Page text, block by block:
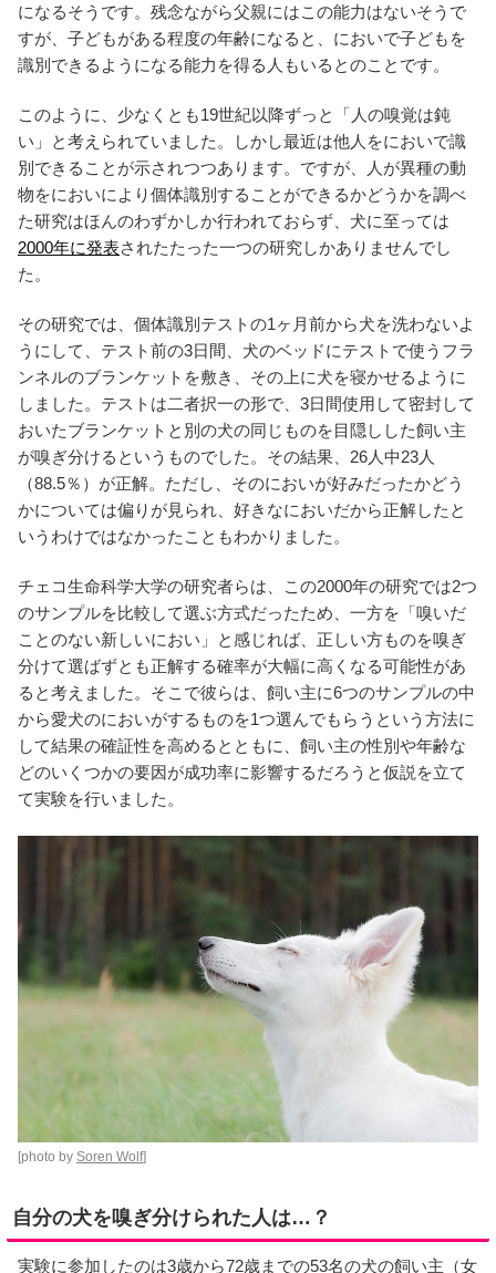
になるそうです。残念ながら父親にはこの能力はないそうで
すが、子どもがある程度の年齢になると、においで子どもを
識別できるようになる能力を得る人もいるとのことです。
このように、少なくとも19世紀以降ずっと「人の嗅覚は鈍
い」と考えられていました。しかし最近は他人をにおいで識
別できることが示されつつあります。ですが、人が異種の動
物をにおいにより個体識別することができるかどうかを調べ
た研究はほんのわずかしか行われておらず、犬に至っては
2000年に発表されたたった一つの研究しかありませんでし
た。
その研究では、個体識別テストの1ヶ月前から犬を洗わないよ
うにして、テスト前の3日間、犬のベッドにテストで使うフラ
ンネルのブランケットを敷き、その上に犬を寝かせるように
しました。テストは二者択一の形で、3日間使用して密封して
おいたブランケットと別の犬の同じものを目隠しした飼い主
が嗅ぎ分けるというものでした。その結果、26人中23人
（88.5％）が正解。ただし、そのにおいが好みだったかどう
かについては偏りが見られ、好きなにおいだから正解したと
いうわけではなかったこともわかりました。
チェコ生命科学大学の研究者らは、この2000年の研究では2つ
のサンプルを比較して選ぶ方式だったため、一方を「嗅いだ
ことのない新しいにおい」と感じれば、正しい方ものを嗅ぎ
分けて選ばずとも正解する確率が大幅に高くなる可能性があ
ると考えました。そこで彼らは、飼い主に6つのサンプルの中
から愛犬のにおいがするものを1つ選んでもらうという方法に
して結果の確証性を高めるとともに、飼い主の性別や年齢な
どのいくつかの要因が成功率に影響するだろうと仮説を立て
て実験を行いました。
[photo by Soren Wolf]
自分の犬を嗅ぎ分けられた人は…？
実験に参加したのは3歳から72歳までの53名の犬の飼い主（女